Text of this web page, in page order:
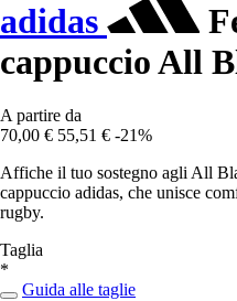
adidas
cappuccio All
A partire da
70,00 € 55,51 € -21%
Affiche il tuo sostegno agli All
cappuccio adidas, che unisce
rugby.
Taglia
*
Guida alle taglie